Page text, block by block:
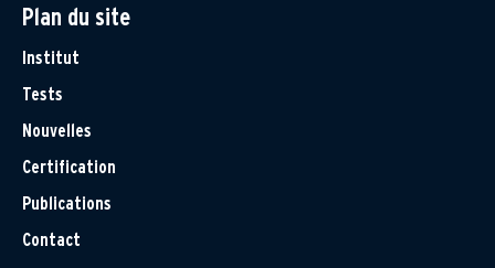
Plan du site
Institut
Tests
Nouvelles
Certification
Publications
Contact